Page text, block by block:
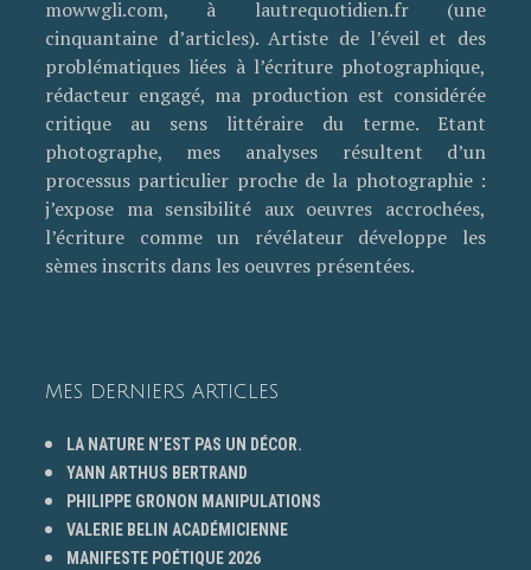
mowwgli.com, à lautrequotidien.fr (une
cinquantaine d’articles). Artiste de l’éveil et des
problématiques liées à l’écriture photographique,
rédacteur engagé, ma production est considérée
critique au sens littéraire du terme. Etant
photographe, mes analyses résultent d’un
processus particulier proche de la photographie :
j’expose ma sensibilité aux oeuvres accrochées,
l’écriture comme un révélateur développe les
sèmes inscrits dans les oeuvres présentées.
MES DERNIERS ARTICLES
LA NATURE N’EST PAS UN DÉCOR.
YANN ARTHUS BERTRAND
PHILIPPE GRONON MANIPULATIONS
VALERIE BELIN ACADÉMICIENNE
MANIFESTE POÉTIQUE 2026